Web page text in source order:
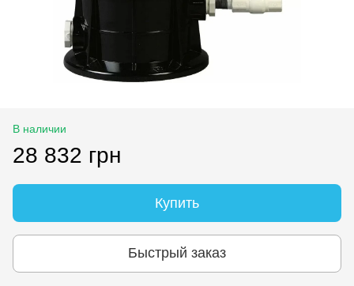
В наличии
28 832 грн
Купить
Быстрый заказ